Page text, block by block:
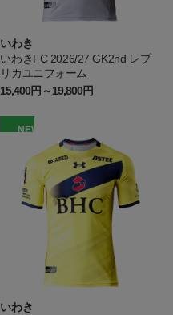
いわき
いわきFC 2026/27 GK2nd レプ
リカユニフォーム
15,400円～19,800円
NEW
いわき